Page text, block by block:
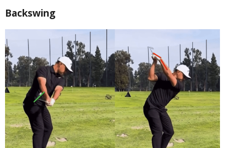
Backswing